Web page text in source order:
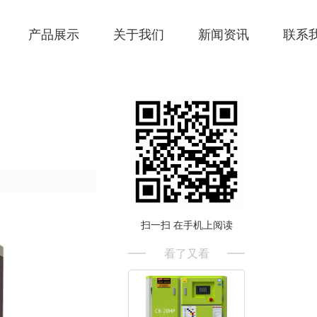
产品展示 关于我们 新闻资讯 联系
扫一扫 在手机上阅读
看了又看